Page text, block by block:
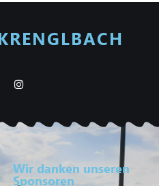
Wir danken unseren
Sponsoren